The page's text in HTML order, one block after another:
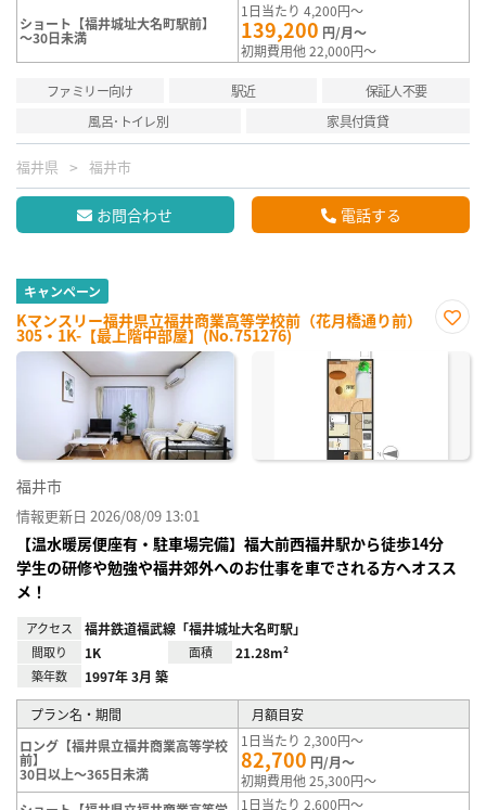
ショート【福井城址大名町駅前】
～30日未満
1日当たり 4,200円～
139,200 円/月～
初期費用他 22,000円～
ファミリー向け 駅近
保証人不要
風呂･トイレ別
家具付賃貸
福井県 福井市
お問合わせ 電話する
キャンペーン
Kマンスリー福井県立福井商業高等学校前（花月橋通り前）
305・1K-【最上階中部屋】(No.751276)
に入
福井市
情報更新日 2026/08/09 13:01
【温水暖房便座有・駐車場完備】福大前西福井駅から徒歩14分
学生の研修や勉強や福井郊外へのお仕事を車でされる方へオスス
メ！
アクセス 福井鉄道福武線「福井城址大名町駅」
間取り 1K 面積 21.28m²
築年数 1997年 3月 築
プラン名・期間
月額目安
ロング【福井県立福井商業高等学校
前】
30日以上～365日未満
1日当たり 2,300円～
82,700 円/月～
初期費用他 25,300円～
1日当たり 2,600円～